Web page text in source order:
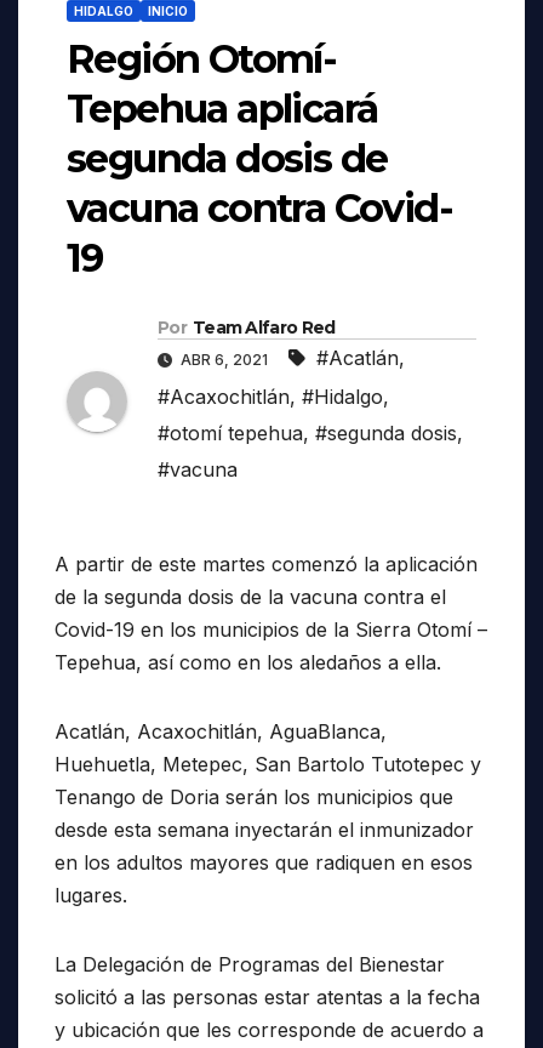
HIDALGO INICIO
Región Otomí-
Tepehua aplicará
segunda dosis de
vacuna contra Covid-
19
Por Team Alfaro Red
ABR 6, 2021 #Acatlán,
#Acaxochitlán, #Hidalgo,
#otomí tepehua, #segunda dosis,
#vacuna
A partir de este martes comenzó la aplicación
de la segunda dosis de la vacuna contra el
Covid-19 en los municipios de la Sierra Otomí –
Tepehua, así como en los aledaños a ella.
Acatlán, Acaxochitlán, AguaBlanca,
Huehuetla, Metepec, San Bartolo Tutotepec y
Tenango de Doria serán los municipios que
desde esta semana inyectarán el inmunizador
en los adultos mayores que radiquen en esos
lugares.
La Delegación de Programas del Bienestar
solicitó a las personas estar atentas a la fecha
y ubicación que les corresponde de acuerdo a